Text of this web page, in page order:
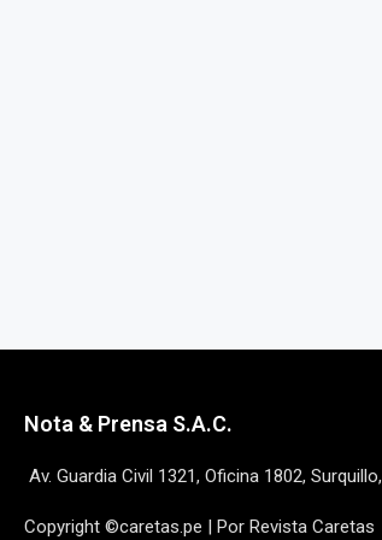
Nota & Prensa S.A.C.
Av. Guardia Civil 1321, Oficina 1802,
Copyright ©caretas.pe | Por Revista Caretas